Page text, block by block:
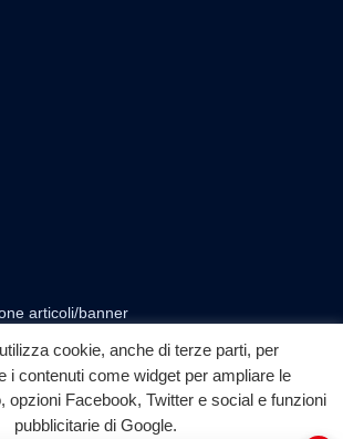
articoli/banner
f ◎ ▶
cookie, anche di terze parti, per
i contenuti come widget per ampliare le
opzioni Facebook, Twitter e social e funzioni
pubblicitarie di Google.